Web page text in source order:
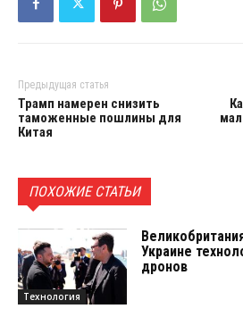
Предыдущая статья
Трамп намерен снизить
таможенные пошлины для
Китая
ПОХОЖИЕ СТАТЬИ
Технология
Украине
дронов